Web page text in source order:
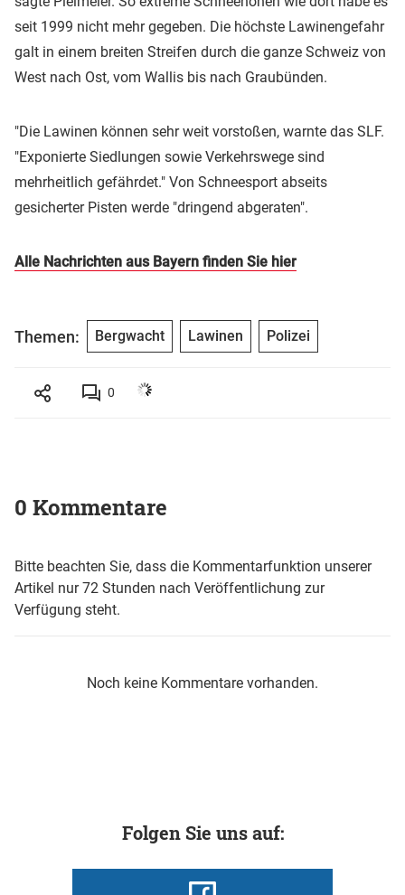
seit 1999 nicht mehr gegeben. Die höchste Lawinengefahr
galt in einem breiten Streifen durch die ganze Schweiz von
West nach Ost, vom Wallis bis nach Graubünden.
"Die Lawinen können sehr weit vorstoßen, warnte das SLF.
"Exponierte Siedlungen sowie Verkehrswege sind
mehrheitlich gefährdet." Von Schneesport abseits
gesicherter Pisten werde "dringend abgeraten".
Alle Nachrichten aus Bayern finden Sie hier
Themen: Bergwacht Lawinen Polizei
0
0 Kommentare
Bitte beachten Sie, dass die Kommentarfunktion unserer
Artikel nur 72 Stunden nach Veröffentlichung zur
Verfügung steht.
Noch keine Kommentare vorhanden.
Folgen Sie uns auf: